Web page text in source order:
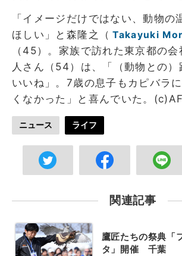
「イメージだけではない、動物の
ほしい」と森隆之（ Takayuki
（45）。家族で訪れた東京都の
人さん（54）は、「（動物との）
いいね」。7歳の息子もカピバラ
くなかった」と喜んでいた。
ニュース ライフ
関連記事
鷹匠たちの祭典「
タ」開催 千葉